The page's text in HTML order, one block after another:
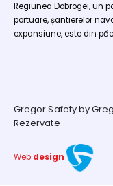
Regiunea Dobrogei, un
portuare, șantierelor
expansiune, este din
Gregor Safety by
Rezervate
Web design